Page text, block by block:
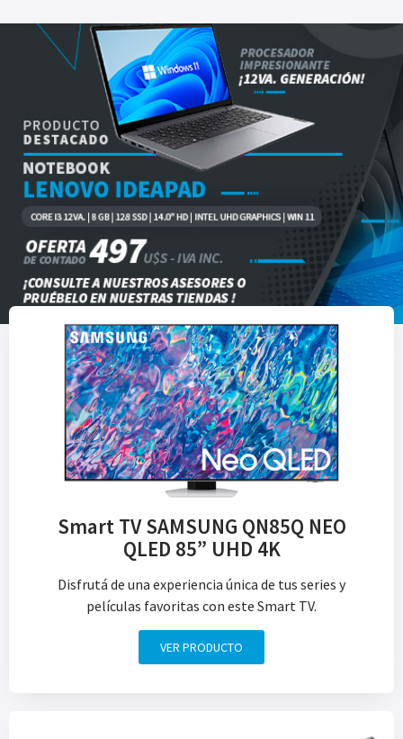
Smart TV SAMSUNG QN85Q NEO
QLED 85” UHD 4K
Disfrutá de una experiencia única de tus series y
películas favoritas con este Smart TV.
VER PRODUCTO